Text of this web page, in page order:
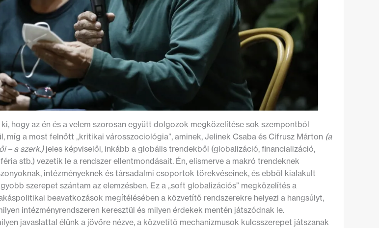
hogy az én és a velem szorosan együtt dolgozok megközelítése sok szempontból
míg a most felnőtt „kritikai városszociológia”, aminek, Jelinek Csaba és Cifrusz Márton (a
– a szerk.)jeles képviselői, inkább a globális trendekből (globalizáció, financializáció,
stb.) vezetik le a rendszer ellentmondásait. Én, elismerve a makró trendeknek
intézményeknek és társadalmi csoportok törekvéseinek, és ebből kialakult
szerepet szántam az elemzésben. Ez a „soft globalizációs” megközelítés a
beavatkozások megítélésében a közvetítő rendszerekre helyezi a hangsúlyt,
intézményrendszeren keresztül és milyen érdekek mentén játszódnak le.
javaslattal élünk a jövőre nézve, a közvetítő mechanizmusok kulcsszerepet játszanak